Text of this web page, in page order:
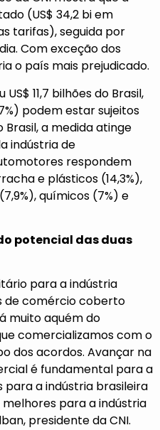
(US$ 34,2 bi em
tarifas), seguida por
Com exceção dos
o país mais prejudicado.
11,7 bilhões do Brasil,
podem estar sujeitos
Brasil, a medida atinge
indústria de
respondem
e plásticos (14,3%),
químicos (7%) e
potencial das duas
para a indústria
de comércio coberto
muito aquém do
comercializamos com o
dos acordos. Avançar na
é fundamental para a
a indústria brasileira
para a indústria
presidente da CNI.